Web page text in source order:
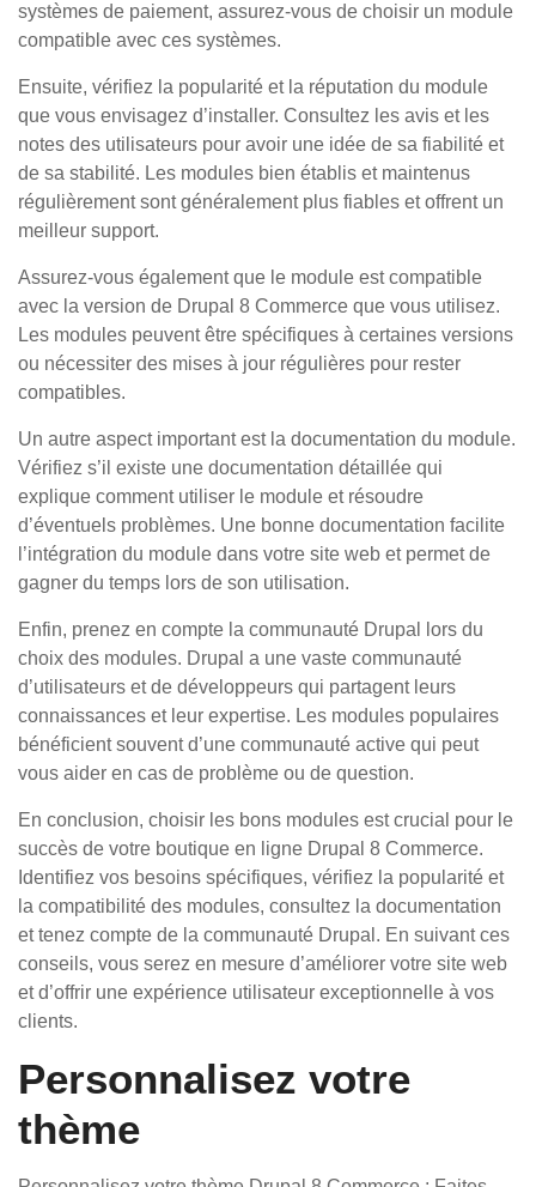
systèmes de paiement, assurez-vous de choisir un module
compatible avec ces systèmes.
Ensuite, vérifiez la popularité et la réputation du module
que vous envisagez d’installer. Consultez les avis et les
notes des utilisateurs pour avoir une idée de sa fiabilité et
de sa stabilité. Les modules bien établis et maintenus
régulièrement sont généralement plus fiables et offrent un
meilleur support.
Assurez-vous également que le module est compatible
avec la version de Drupal 8 Commerce que vous utilisez.
Les modules peuvent être spécifiques à certaines versions
ou nécessiter des mises à jour régulières pour rester
compatibles.
Un autre aspect important est la documentation du module.
Vérifiez s’il existe une documentation détaillée qui
explique comment utiliser le module et résoudre
d’éventuels problèmes. Une bonne documentation facilite
l’intégration du module dans votre site web et permet de
gagner du temps lors de son utilisation.
Enfin, prenez en compte la communauté Drupal lors du
choix des modules. Drupal a une vaste communauté
d’utilisateurs et de développeurs qui partagent leurs
connaissances et leur expertise. Les modules populaires
bénéficient souvent d’une communauté active qui peut
vous aider en cas de problème ou de question.
En conclusion, choisir les bons modules est crucial pour le
succès de votre boutique en ligne Drupal 8 Commerce.
Identifiez vos besoins spécifiques, vérifiez la popularité et
la compatibilité des modules, consultez la documentation
et tenez compte de la communauté Drupal. En suivant ces
conseils, vous serez en mesure d’améliorer votre site web
et d’offrir une expérience utilisateur exceptionnelle à vos
clients.
Personnalisez votre
thème